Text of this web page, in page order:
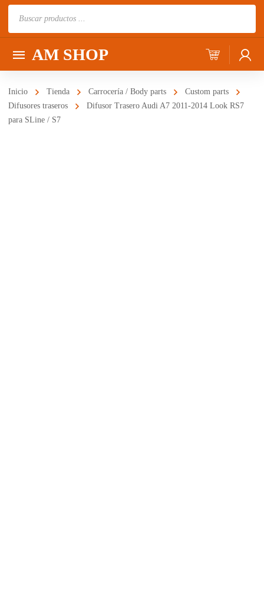
AM SHOP
Inicio Tienda Carrocería / Body parts
Custom parts
Difusores traseros
Difusor Trasero Audi A7 2011-2014 Look RS7
para SLine / S7